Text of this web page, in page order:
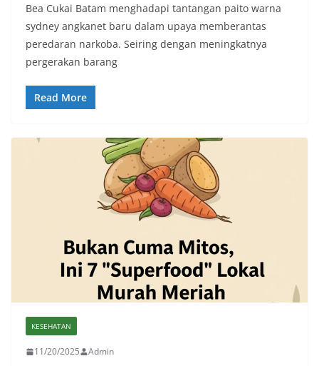
Bea Cukai Batam menghadapi tantangan paito warna
sydney angkanet baru dalam upaya memberantas
peredaran narkoba. Seiring dengan meningkatnya
pergerakan barang
Read More
KESEHATAN
11/20/2025 Admin